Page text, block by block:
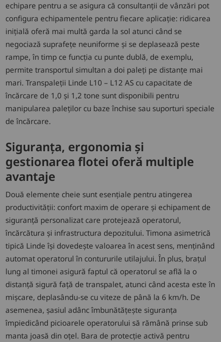
echipare pentru a se asigura că consultanții de vânzări pot
configura echipamentele pentru fiecare aplicație: ridicarea
inițială oferă mai multă garda la sol atunci când se
negociază suprafețe neuniforme și se deplasează peste
rampe, în timp ce funcția cu punte dublă, de exemplu,
permite transportul simultan a doi paleți pe distanțe mai
mari. Transpaleții Linde L10 – L12 AS cu capacitate de
încărcare de 1,0 și 1,2 tone sunt disponibili pentru
manipularea paleților cu baze închise sau suporturi speciale
de încărcare.
Siguranța, ergonomia și
gestionarea flotei oferă multiple
avantaje
Două elemente cheie sunt esențiale pentru atingerea
productivității: confort maxim de operare și echipament de
siguranță personalizat care protejează operatorul,
încărcătura și infrastructura depozitului. Timona asimetrică
tipică Linde își dovedește valoarea în acest sens, menținând
automat operatorul în contururile utilajului. În plus, brațul
lung al timonei asigură faptul că operatorul se află la o
distanță sigură față de transpalet, atunci când acesta este în
mișcare, deplasându-se cu viteze de până la 6 km/h. De
asemenea, șasiul adânc îmbunătățește siguranța
împiedicând picioarele operatorului să rămână prinse sub
manta joasă din oțel. Bara de protecție activă pentru